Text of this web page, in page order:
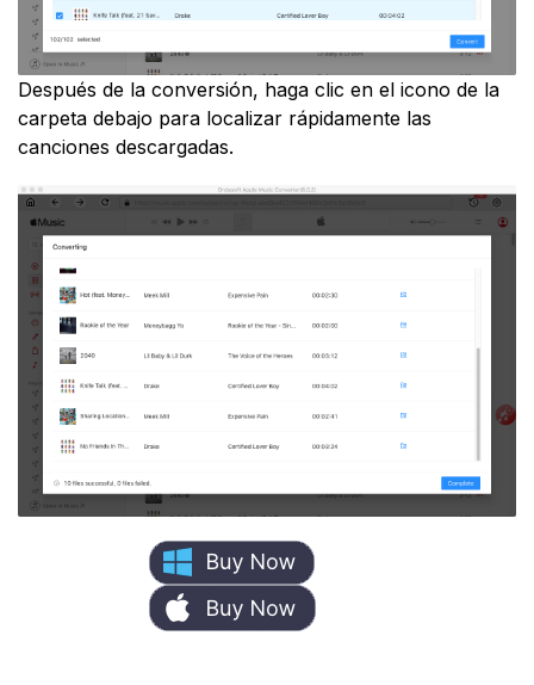
Después de la conversión, haga clic en el icono de la
carpeta debajo para localizar rápidamente las
canciones descargadas.